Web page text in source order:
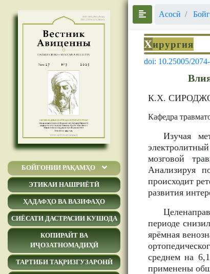
БОЙГОНИИ РАҚАМҲО
ЭТИКАИ НАШРИЁТӢ
ҲАДАФҲО ВА ВАЗИФАҲО
СИЁСАТИ ДАСТРАСИИ КУШОДА
КОПИРАЙТ ВА
ИҶОЗАТНОМАДИҲӢ
ТАРТИБИ ТАҚРИЗГУЗАРОНӢ
Асосӣ
Хирургия
doi: 10.25005/
К.Х.
Кафедра
Изучая
мозговой
Анализируя
происходит
развития
периоде
ярёмная
среднем на
применены